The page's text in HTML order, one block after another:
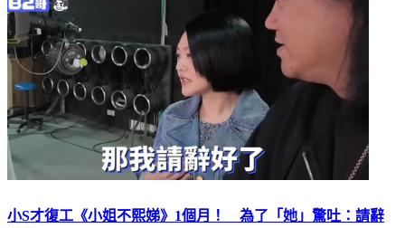
小S才復工《小姐不熙娣》1個月！ 為了「她」驚吐：請辭